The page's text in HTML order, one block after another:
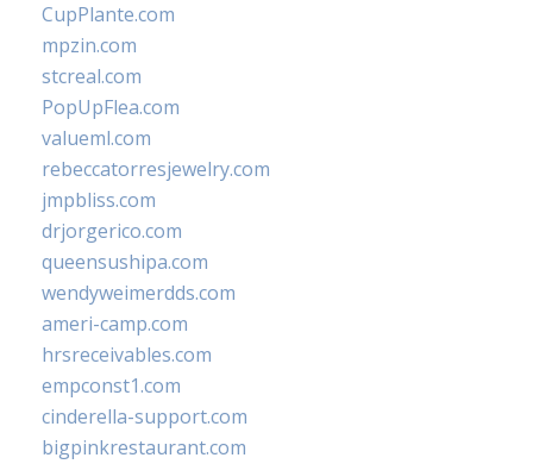
CupPlante.com
mpzin.com
stcreal.com
PopUpFlea.com
valueml.com
rebeccatorresjewelry.com
jmpbliss.com
drjorgerico.com
queensushipa.com
wendyweimerdds.com
ameri-camp.com
hrsreceivables.com
empconst1.com
cinderella-support.com
bigpinkrestaurant.com